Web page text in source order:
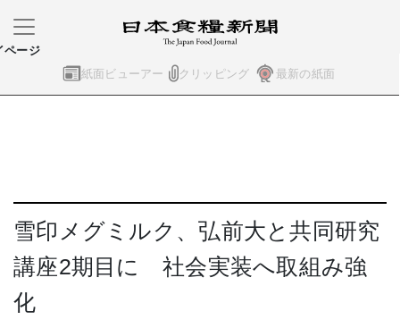
紙面ビューアー クリッピング 最新の紙面
ページ
雪印メグミルク、弘前大と共同研究
講座2期目に 社会実装へ取組み強
化